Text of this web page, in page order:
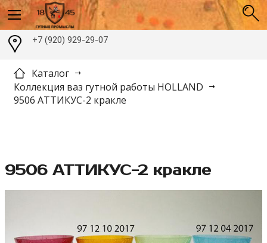
+7 (920) 929-29-07
Каталог
Коллекция ваз гутной работы HOLLAND
9506 АТТИКУС-2 кракле
9506 АТТИКУС-2 кракле